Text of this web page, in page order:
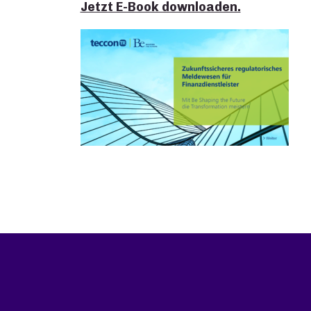
Jetzt E-Book downloaden.